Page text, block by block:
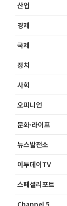
산업
경제
국제
정치
사회
오피니언
문화·라이프
뉴스발전소
이투데이TV
스페셜리포트